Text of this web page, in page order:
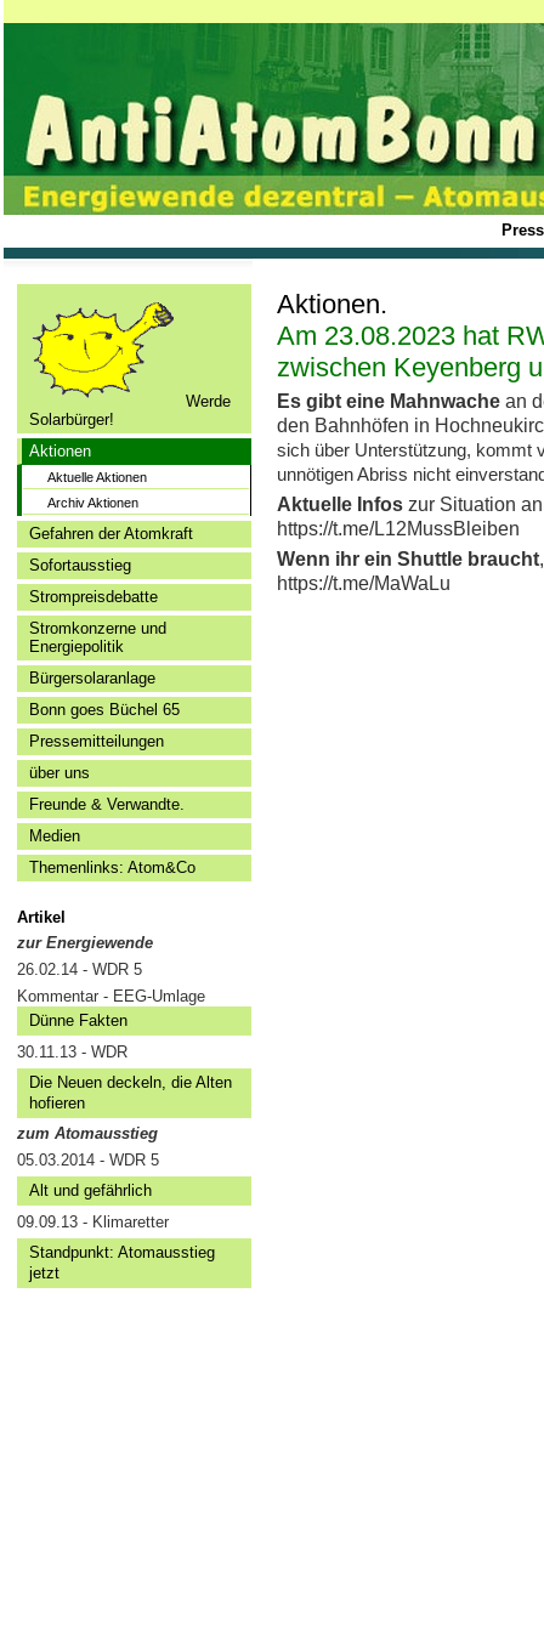
Werde
Solarbürger!
Aktionen
Aktuelle Aktionen
Archiv Aktionen
Gefahren der Atomkraft
Sofortausstieg
Strompreisdebatte
Stromkonzerne und
Energiepolitik
Bürgersolaranlage
Bonn goes Büchel 65
Pressemitteilungen
über uns
Freunde & Verwandte.
Medien
Themenlinks: Atom&Co
Artikel
zur Energiewende
26.02.14 - WDR 5
Kommentar - EEG-Umlage
Dünne Fakten
30.11.13 - WDR
Die Neuen deckeln, die Alten
hofieren
zum Atomausstieg
05.03.2014 - WDR 5
Alt und gefährlich
09.09.13 - Klimaretter
Standpunkt: Atomausstieg
jetzt
Aktionen.
Am 23.08.2023 hat
zwischen Keyenberg
Es gibt eine Mahnwachean
den Bahnhöfen in
sich über Unterstützung, kommt
unnötigen Abriss nicht
Aktuelle Infoszur Situation
https://t.me/L12MussBleiben
Wenn ihr ein Shuttle braucht
https://t.me/MaWaLu